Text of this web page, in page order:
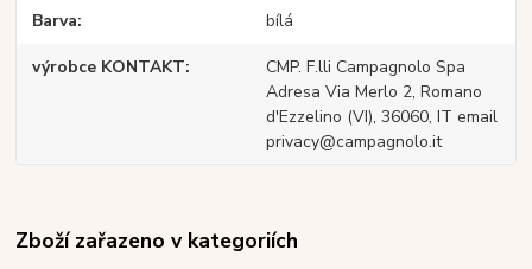
Barva bílá
výrobce KONTAKT
CMP. F.lli Campagnolo Spa
Adresa Via Merlo 2, Romano
d'Ezzelino (VI), 36060, IT email
privacy@campagnolo.it
Zboží zařazeno v kategoriích